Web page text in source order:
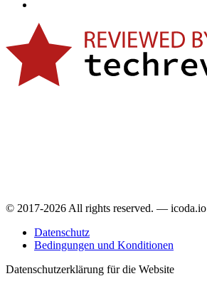
© 2017-2026 All rights reserved. — icoda.io
Datenschutz
Bedingungen und Konditionen
Datenschutzerklärung für die Website